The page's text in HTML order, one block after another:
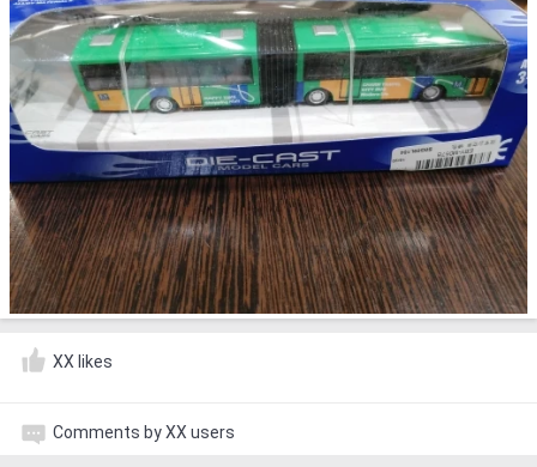
XX likes
Comments by XX users